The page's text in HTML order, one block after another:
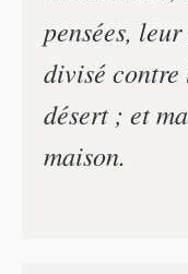
pensées,
divisé contre
désert ; et
maison.